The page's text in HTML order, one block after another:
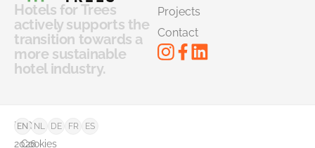
Hotels for Trees
actively supports the
transition towards a
more sustainable
hotel industry.
Projects
Contact
©
2026
FAQ
Cookies
EN NL DE FR ES